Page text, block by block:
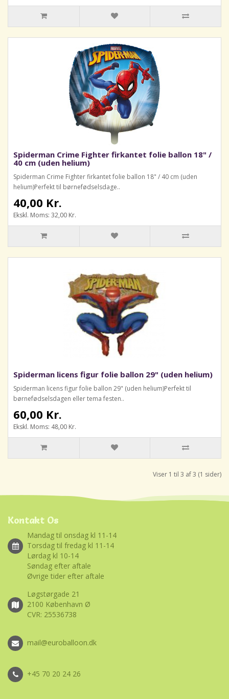
Spiderman Crime Fighter firkantet folie ballon 18" /
40 cm (uden helium)
Spiderman Crime Fighter firkantet folie ballon 18" / 40 cm (uden
helium)Perfekt til børnefødselsdage..
40,00 Kr.
Ekskl. Moms: 32,00 Kr.
Spiderman licens figur folie ballon 29" (uden helium)
Spiderman licens figur folie ballon 29" (uden helium)Perfekt til
børnefødselsdagen eller tema festen..
60,00 Kr.
Ekskl. Moms: 48,00 Kr.
Viser 1 til 3 af 3 (1 sider)
Kontakt Os
Mandag til onsdag kl 11-14
Torsdag til fredag kl 11-14
Lørdag kl 10-14
Søndag efter aftale
Øvrige tider efter aftale
Løgstørgade 21
2100 København Ø
CVR: 25536738
mail@euroballoon.dk
+45 70 20 24 26